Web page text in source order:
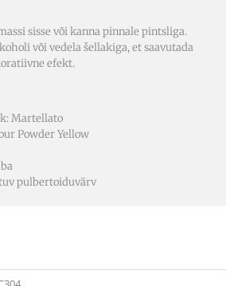
sisse või kanna pinnale pintsliga.
või vedela šellakiga, et saavutada
efekt.
Martellato
Powder Yellow
pulbertoiduvärv